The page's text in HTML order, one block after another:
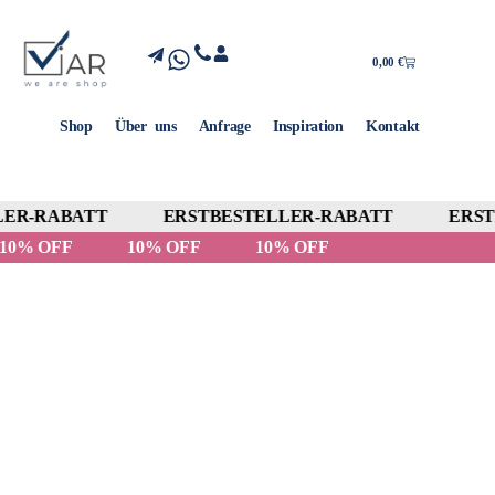
0,00 €
Shop Über uns Anfrage Inspiration Kontakt
RABATT ERSTBESTELLER-RABATT
10% OFF
10% OFF 10% OFF